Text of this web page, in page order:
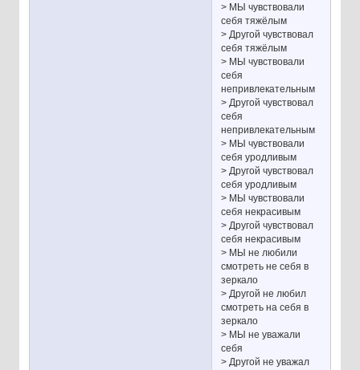
> МЫ чувствовали
себя тяжёлым
> Другой чувствовал
себя тяжёлым
> МЫ чувствовали
себя
непривлекательным
> Другой чувствовал
себя
непривлекательным
> МЫ чувствовали
себя уродливым
> Другой чувствовал
себя уродливым
> МЫ чувствовали
себя некрасивым
> Другой чувствовал
себя некрасивым
> МЫ не любили
смотреть не себя в
зеркало
> Другой не любил
смотреть на себя в
зеркало
> МЫ не уважали
себя
> Другой не уважал